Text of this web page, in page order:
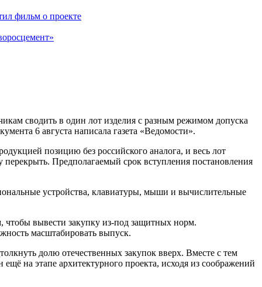
фильм о проекте
сводить в один лот изделия с разным режимом допуска
6 августа написала газета «Ведомости».
позицию без российского аналога, и весь лот
Предполагаемый срок вступления постановления
устройства, клавиатуры, мыши и вычислительные
чтобы вывести закупку из-под защитных норм.
масштабировать выпуск.
долю отечественных закупок вверх. Вместе с тем
на этапе архитектурного проекта, исходя из соображений